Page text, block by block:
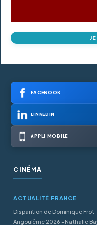
FACEBOOK
LINKEDIN
APPLI MOBILE
CINÉMA
ACTUALITÉ FRANCE
Disparition de Dominique Frot
Angoulême 2026 - Nathalie